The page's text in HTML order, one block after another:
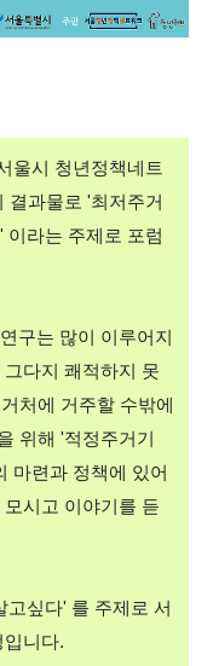
울시 청년정책네트
결과물로 '최저주거
이라는 주제로 포럼
구는 많이 이루어지
다지 쾌적하지 못
처에 거주할 수밖에
위해 '적정주거기
마련과 정책에 있어
시고 이야기를 듣
고싶다' 를 주제로 서
입니다.